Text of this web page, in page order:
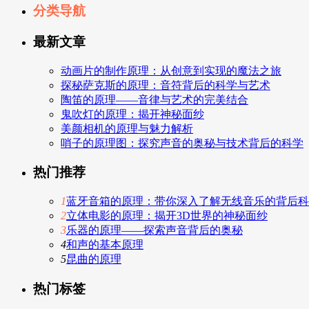
分类导航
最新文章
动画片的制作原理：从创意到实现的魔法之旅
探秘萨克斯的原理：音符背后的科学与艺术
陶笛的原理——音律与艺术的完美结合
鬼吹灯的原理：揭开神秘面纱
美颜相机的原理与魅力解析
哨子的原理图：探究声音的奥秘与技术背后的科学
热门推荐
1蓝牙音箱的原理：带你深入了解无线音乐的背后
2立体电影的原理：揭开3D世界的神秘面纱
3乐器的原理——探索声音背后的奥秘
4和声的基本原理
5昆曲的原理
热门标签